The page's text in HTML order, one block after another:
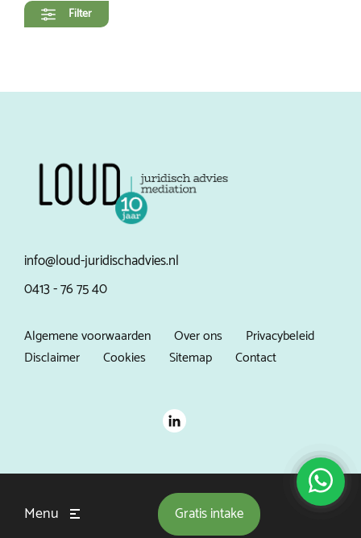
Menu Gratisintake
Filter
info@loud-juridischadvies.nl
0413 - 76 75 40
Algemene voorwaarden Over ons
Privacybeleid
Disclaimer
Cookies Sitemap Contact